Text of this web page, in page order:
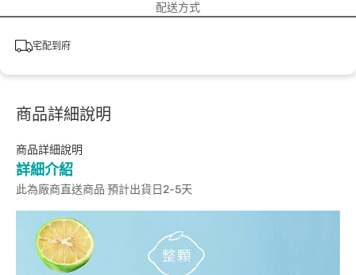
配送方式
宅配到府
商品詳細說明
商品詳細說明
詳細介紹
此為廠商直送商品 預計出貨日2-5天